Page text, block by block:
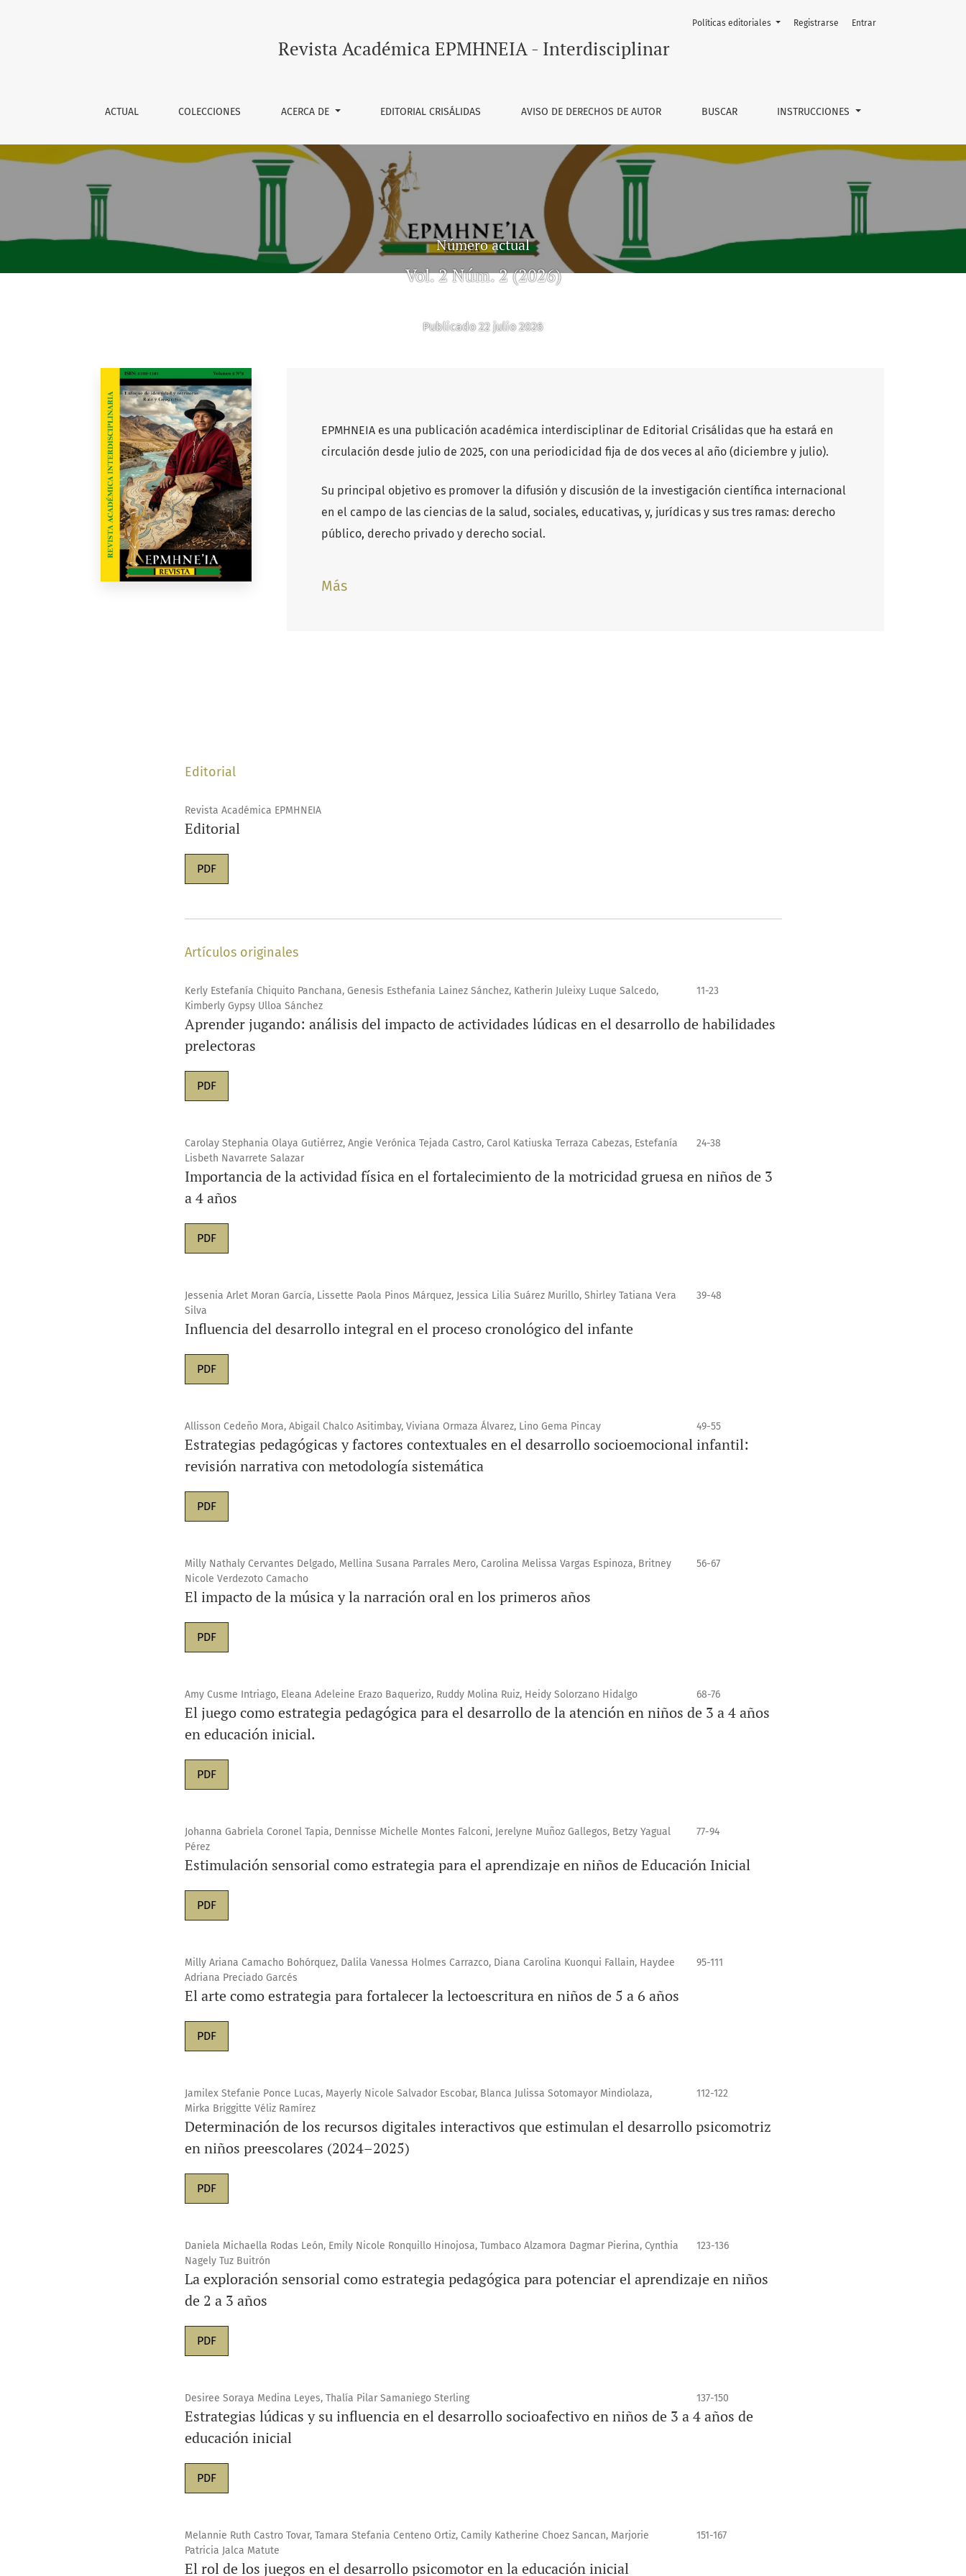
Revista Académica EPMHNEIA - Interdisciplinar
ACTUAL COLECCIONES ACERCA DE EDITORIAL CRISÁLIDAS AVISO DE DERECHOS DE AUTOR BUSCAR INSTRUCCIONES
Políticas editoriales Registrarse Entrar
Número actual
Vol. 2 Núm. 2 (2026)
Publicado 22 julio 2026
EPMHNEIA es una publicación académica interdisciplinar de Editorial Crisálidas que ha estará en
circulación desde julio de 2025, con una periodicidad fija de dos veces al año (diciembre y julio).
Su principal objetivo es promover la difusión y discusión de la investigación científica internacional
en el campo de las ciencias de la salud, sociales, educativas, y, jurídicas y sus tres ramas: derecho
público, derecho privado y derecho social.
Más
Editorial
Revista Académica EPMHNEIA
Editorial
PDF
Artículos originales
Kerly Estefanía Chiquito Panchana, Genesis Esthefania Lainez Sánchez, Katherin Juleixy Luque Salcedo,
Kimberly Gypsy Ulloa Sánchez
11-23
Aprender jugando: análisis del impacto de actividades lúdicas en el desarrollo de habilidades
prelectoras
PDF
Carolay Stephania Olaya Gutiérrez, Angie Verónica Tejada Castro, Carol Katiuska Terraza Cabezas, Estefanía
Lisbeth Navarrete Salazar
24-38
Importancia de la actividad física en el fortalecimiento de la motricidad gruesa en niños de 3
a 4 años
PDF
Jessenia Arlet Moran García, Lissette Paola Pinos Márquez, Jessica Lilia Suárez Murillo, Shirley Tatiana Vera
Silva
39-48
Influencia del desarrollo integral en el proceso cronológico del infante
PDF
Allisson Cedeño Mora, Abigail Chalco Asitimbay, Viviana Ormaza Álvarez, Lino Gema Pincay 49-55
Estrategias pedagógicas y factores contextuales en el desarrollo socioemocional infantil:
revisión narrativa con metodología sistemática
PDF
Milly Nathaly Cervantes Delgado, Mellina Susana Parrales Mero, Carolina Melissa Vargas Espinoza, Britney
Nicole Verdezoto Camacho
56-67
El impacto de la música y la narración oral en los primeros años
PDF
Amy Cusme Intriago, Eleana Adeleine Erazo Baquerizo, Ruddy Molina Ruiz, Heidy Solorzano Hidalgo 68-76
El juego como estrategia pedagógica para el desarrollo de la atención en niños de 3 a 4 años
en educación inicial.
PDF
Johanna Gabriela Coronel Tapia, Dennisse Michelle Montes Falconi, Jerelyne Muñoz Gallegos, Betzy Yagual
Pérez
77-94
Estimulación sensorial como estrategia para el aprendizaje en niños de Educación Inicial
PDF
Milly Ariana Camacho Bohórquez, Dalila Vanessa Holmes Carrazco, Diana Carolina Kuonqui Fallain, Haydee
Adriana Preciado Garcés
95-111
El arte como estrategia para fortalecer la lectoescritura en niños de 5 a 6 años
PDF
Jamilex Stefanie Ponce Lucas, Mayerly Nicole Salvador Escobar, Blanca Julissa Sotomayor Mindiolaza,
Mirka Briggitte Véliz Ramírez
112-122
Determinación de los recursos digitales interactivos que estimulan el desarrollo psicomotriz
en niños preescolares (2024–2025)
PDF
Daniela Michaella Rodas León, Emily Nicole Ronquillo Hinojosa, Tumbaco Alzamora Dagmar Pierina, Cynthia
Nagely Tuz Buitrón
123-136
La exploración sensorial como estrategia pedagógica para potenciar el aprendizaje en niños
de 2 a 3 años
PDF
Desiree Soraya Medina Leyes, Thalía Pilar Samaniego Sterling 137-150
Estrategias lúdicas y su influencia en el desarrollo socioafectivo en niños de 3 a 4 años de
educación inicial
PDF
Melannie Ruth Castro Tovar, Tamara Stefania Centeno Ortiz, Camily Katherine Choez Sancan, Marjorie
Patricia Jalca Matute
151-167
El rol de los juegos en el desarrollo psicomotor en la educación inicial